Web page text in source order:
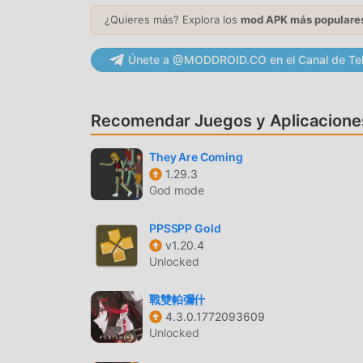
moddroid y juega!
JUGABILIDAD ÚNICA
battles, solo necesitas pasar por el tutorial
juego y disfrutar de la alegría que brinda el
moddroid ha creado especialmente una
comunicarse y compartir con todos los
esperando? Únase a moddroid y disfrute del
HERMOSA PANTALLA
Al igual que los juegos tradicionales de
gráficos, mapas y personajes de alta calidad
fanáticos, y en comparación con los juegos
motor virtual actualizado y ha realizado
¿Quieres más? Explora los mod APK más
Únete a @MODDROID.CO en el Canal de
Recomendar Juegos y
They Are Coming
1.29.3
God mode
PPSSPP Gold
v1.20.4
Unlocked
戰雙帕彌什
4.3.0.1772093609
Unlocked